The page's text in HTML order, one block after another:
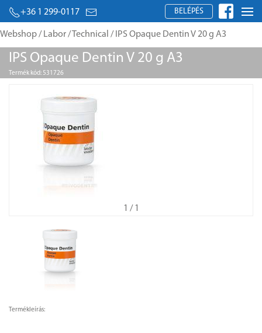
+36 1 299-0117 BELÉPÉS
Webshop/ Labor/Technical / IPS Opaque Dentin V 20 g A3
IPS Opaque Dentin V 20 g A3
Termék kód: 531726
1 / 1
Termékleírás: